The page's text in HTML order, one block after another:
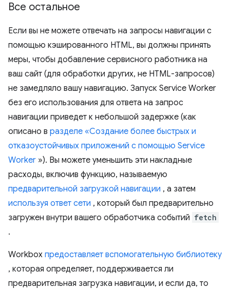
Все остальное
Если вы не можете отвечать на запросы навигации с
помощью кэшированного HTML, вы должны принять
меры, чтобы добавление сервисного работника на
ваш сайт (для обработки других, не HTML-запросов)
не замедляло вашу навигацию. Запуск Service Worker
без его использования для ответа на запрос
навигации приведет к небольшой задержке (как
описано в разделе «Создание более быстрых и
отказоустойчивых приложений с помощью Service
Worker »). Вы можете уменьшить эти накладные
расходы, включив функцию, называемую
предварительной загрузкой навигации , а затем
используя ответ сети , который был предварительно
загружен внутри вашего обработчика событий fetch
.
Workbox предоставляет вспомогательную библиотеку
, которая определяет, поддерживается ли
предварительная загрузка навигации, и если да, то